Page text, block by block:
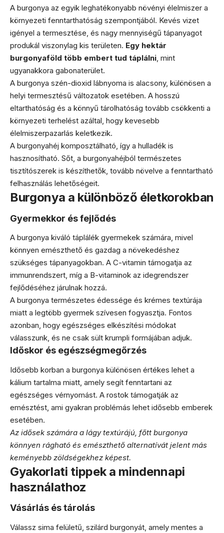
A burgonya az egyik leghatékonyabb növényi élelmiszer a
környezeti fenntarthatóság szempontjából. Kevés vizet
igényel a termesztése, és nagy mennyiségű tápanyagot
produkál viszonylag kis területen. Egy hektár
burgonyaföld több embert tud táplálni, mint
ugyanakkora gabonaterület.
A burgonya szén-dioxid lábnyoma is alacsony, különösen a
helyi termesztésű változatok esetében. A hosszú
eltarthatóság és a könnyű tárolhatóság tovább csökkenti a
környezeti terhelést azáltal, hogy kevesebb
élelmiszerpazarlás keletkezik.
A burgonyahéj komposztálható, így a hulladék is
hasznosítható. Sőt, a burgonyahéjból természetes
tisztítószerek is készíthetők, tovább növelve a fenntartható
felhasználás lehetőségeit.
Burgonya a különböző életkorokban
Gyermekkor és fejlődés
A burgonya kiváló táplálék gyermekek számára, mivel
könnyen emészthető és gazdag a növekedéshez
szükséges tápanyagokban. A C-vitamin támogatja az
immunrendszert, míg a B-vitaminok az idegrendszer
fejlődéséhez járulnak hozzá.
A burgonya természetes édessége és krémes textúrája
miatt a legtöbb gyermek szívesen fogyasztja. Fontos
azonban, hogy egészséges elkészítési módokat
válasszunk, és ne csak sült krumpli formájában adjuk.
Időskor és egészségmegőrzés
Idősebb korban a burgonya különösen értékes lehet a
kálium tartalma miatt, amely segít fenntartani az
egészséges vérnyomást. A rostok támogatják az
emésztést, ami gyakran problémás lehet idősebb emberek
esetében.
Az idősek számára a lágy textúrájú, főtt burgonya
könnyen rágható és emészthető alternatívát jelent más
keményebb zöldségekhez képest.
Gyakorlati tippek a mindennapi
használathoz
Vásárlás és tárolás
Válassz sima felületű, szilárd burgonyát, amely mentes a